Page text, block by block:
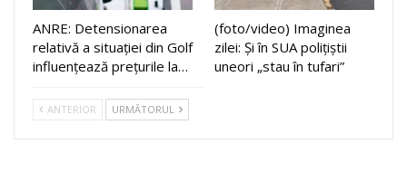
ANRE: Detensionarea
relativă a situației din Golf
influențează prețurile la…
(foto/video) Imaginea
zilei: Și în SUA polițiștii
uneori „stau în tufari”
ANTERIOR URMĂTORUL